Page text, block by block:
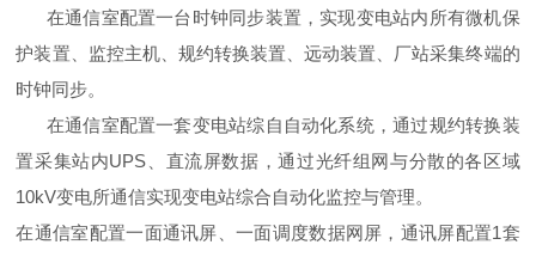
在通信室配置一台时钟同步装置，实现变电站内所有微机保
护装置、监控主机、规约转换装置、远动装置、厂站采集终端的
时钟同步。
在通信室配置一套变电站综自自动化系统，通过规约转换装
置采集站内UPS、直流屏数据，通过光纤组网与分散的各区域
10kV变电所通信实现变电站综合自动化监控与管理。
在通信室配置一面通讯屏、一面调度数据网屏，通讯屏配置1套